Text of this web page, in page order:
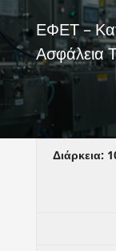
ΕΦΕΤ –
Ασφάλεια
Διάρκεια: